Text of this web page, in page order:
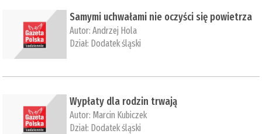
Samymi uchwałami nie oczyści się powietrza
Autor:Andrzej Hola
Dział: Dodatek śląski
Wypłaty dla rodzin trwają
Autor: Marcin Kubiczek
Dział: Dodatek śląski